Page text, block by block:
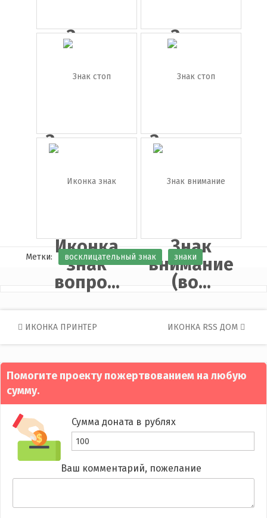
Знак
курить
запре...
Знак
«Стоп» с
лад...
Знак стоп Знак стоп
Иконка
знак
вопро...
Знак
внимание
(во...
Метки: восклицательный знак знаки
Post
navigation
ИКОНКА ПРИНТЕР ИКОНКА RSS ДОМ
Помогите проекту пожертвованием на любую
сумму.
Сумма доната в рублях
Ваш комментарий, пожелание